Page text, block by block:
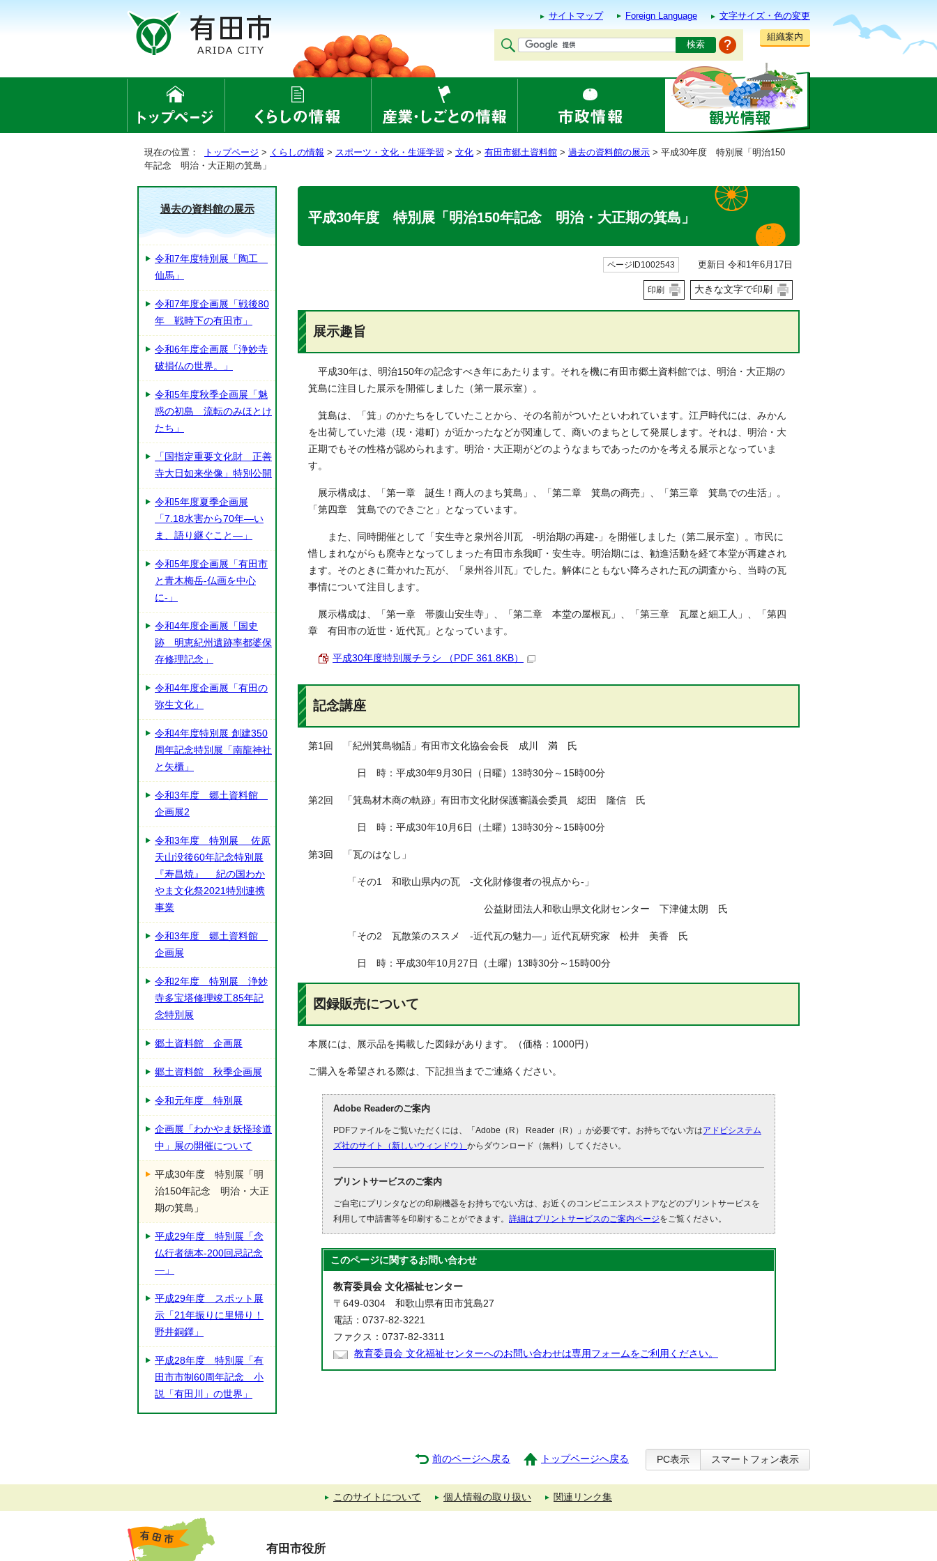
サイトマップ Foreign Language
文字サイズ・色の変更
組織案内
現在の位置： トップページ > くらしの情報 > スポーツ・文化・生涯学習 > 文化 > 有田市郷土資料館 > 過去の資料館の展示 > 平成30年度 特別展「明治150
年記念 明治・大正期の箕島」
平成30年度 特別展「明治150年記念 明治・大正期の箕島」
ページID1002543 更新日 令和1年6月17日
印刷 大きな文字で印刷
展示趣旨
平成30年は、明治150年の記念すべき年にあたります。それを機に有田市郷土資料館では、明治・大正期の
箕島に注目した展示を開催しました（第一展示室）。
箕島は、「箕」のかたちをしていたことから、その名前がついたといわれています。江戸時代には、みかん
を出荷していた港（現・港町）が近かったなどが関連して、商いのまちとして発展します。それは、明治・大
正期でもその性格が認められます。明治・大正期がどのようなまちであったのかを考える展示となっていま
す。
展示構成は、「第一章 誕生！商人のまち箕島」、「第二章 箕島の商売」、「第三章 箕島での生活」。
「第四章 箕島でのできごと」となっています。
また、同時開催として「安生寺と泉州谷川瓦 ‐明治期の再建‐」を開催しました（第二展示室）。市民に
惜しまれながらも廃寺となってしまった有田市糸我町・安生寺。明治期には、勧進活動を経て本堂が再建され
ます。そのときに葺かれた瓦が、「泉州谷川瓦」でした。解体にともない降ろされた瓦の調査から、当時の瓦
事情について注目します。
展示構成は、「第一章 帯腹山安生寺」、「第二章 本堂の屋根瓦」、「第三章 瓦屋と細工人」、「第四
章 有田市の近世・近代瓦」となっています。
平成30年度特別展チラシ （PDF 361.8KB）
記念講座
第1回 「紀州箕島物語」有田市文化協会会長 成川 満 氏
日 時：平成30年9月30日（日曜）13時30分～15時00分
第2回 「箕島材木商の軌跡」有田市文化財保護審議会委員 綛田 隆信 氏
日 時：平成30年10月6日（土曜）13時30分～15時00分
第3回 「瓦のはなし」
「その1 和歌山県内の瓦 -文化財修復者の視点から-」
公益財団法人和歌山県文化財センター 下津健太朗 氏
「その2 瓦散策のススメ -近代瓦の魅力―」近代瓦研究家 松井 美香 氏
日 時：平成30年10月27日（土曜）13時30分～15時00分
図録販売について
本展には、展示品を掲載した図録があります。（価格：1000円）
ご購入を希望される際は、下記担当までご連絡ください。
Adobe Readerのご案内
PDFファイルをご覧いただくには、「Adobe（R） Reader（R）」が必要です。お持ちでない方はアドビシステム
ズ社のサイト（新しいウィンドウ） からダウンロード（無料）してください。
プリントサービスのご案内
ご自宅にプリンタなどの印刷機器をお持ちでない方は、お近くのコンビニエンスストアなどのプリントサービスを
利用して申請書等を印刷することができます。 詳細はプリントサービスのご案内ページをご覧ください。
このページに関するお問い合わせ
教育委員会 文化福祉センター
〒649-0304 和歌山県有田市箕島27
電話：0737-82-3221
ファクス：0737-82-3311
教育委員会 文化福祉センターへのお問い合わせは専用フォームをご利用ください。
過去の資料館の展示
令和7年度特別展「陶工
仙馬」
令和7年度企画展「戦後80
年 戦時下の有田市」
令和6年度企画展「浄妙寺
破損仏の世界。」
令和5年度秋季企画展「魅
惑の初島 流転のみほとけ
たち」
「国指定重要文化財 正善
寺大日如来坐像」特別公開
令和5年度夏季企画展
「7.18水害から70年―い
ま、語り継ぐこと―」
令和5年度企画展「有田市
と青木梅岳-仏画を中心
に-」
令和4年度企画展「国史
跡 明恵紀州遺跡率都婆保
存修理記念」
令和4年度企画展「有田の
弥生文化」
令和4年度特別展 創建350
周年記念特別展「南龍神社
と矢櫃」
令和3年度 郷土資料館
企画展2
令和3年度 特別展 佐原
天山没後60年記念特別展
『寿昌焼』 紀の国わか
やま文化祭2021特別連携
事業
令和3年度 郷土資料館
企画展
令和2年度 特別展 浄妙
寺多宝塔修理竣工85年記
念特別展
郷土資料館 企画展
郷土資料館 秋季企画展
令和元年度 特別展
企画展「わかやま妖怪珍道
中」展の開催について
平成30年度 特別展「明
治150年記念 明治・大正
期の箕島」
平成29年度 特別展「念
仏行者徳本-200回忌記念
―」
平成29年度 スポット展
示「21年振りに里帰り！
野井銅鐸」
平成28年度 特別展「有
田市市制60周年記念 小
説「有田川」の世界」
前のページへ戻る トップページへ戻る PC表示 スマートフォン表示
このサイトについて 個人情報の取り扱い 関連リンク集
有田市役所